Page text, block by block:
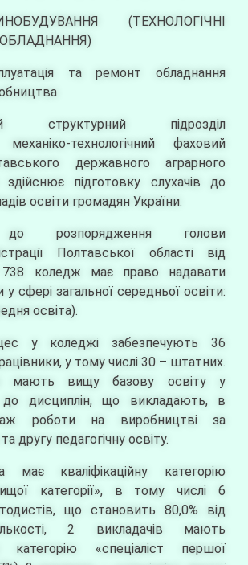
(ТЕХНОЛОГІЧНІ
та ремонт обладнання
структурний підрозділ
технологічний фаховий
державного аграрного
здійснює підготовку слухачів до
освіти громадян України.
до розпорядження голови
Полтавської області від
коледж має право надавати
у сфері загальної середньої освіти:
освіта).
у коледжі забезпечують 36
у тому числі 30 – штатних.
мають вищу базову освіту у
до дисциплін, що викладають, в
роботи на виробництві за
другу педагогічну освіту.
має кваліфікаційну категорію
категорії», в тому числі 6
що становить 80,0% від
2 викладачів мають
категорію «спеціаліст першої